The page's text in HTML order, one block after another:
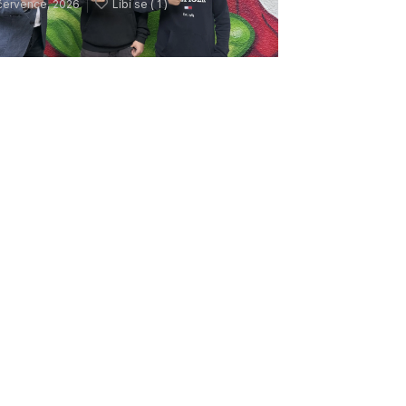
2026 Líbí se ( 1 )